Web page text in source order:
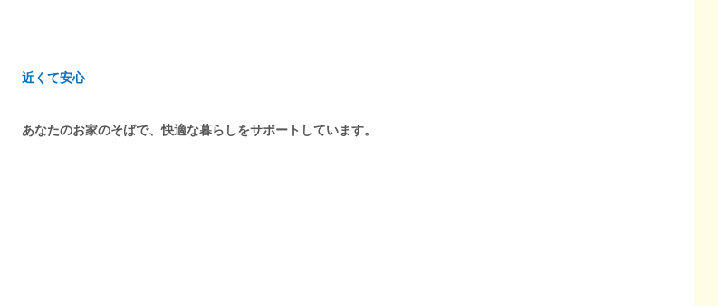
近くて安心
あなたのお家のそばで、快適な暮らしをサポートしています。